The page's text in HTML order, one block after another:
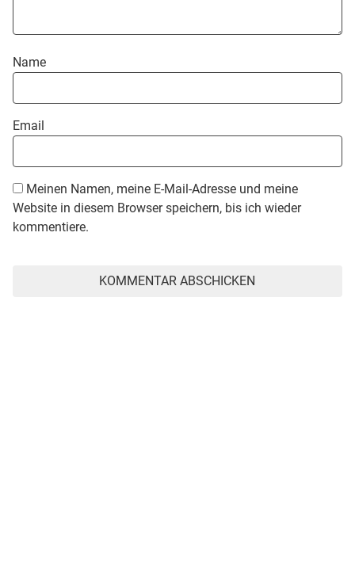
Name
Email
Meinen Namen, meine E-Mail-Adresse und meine
Website in diesem Browser speichern, bis ich wieder
kommentiere.